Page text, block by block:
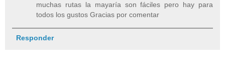
muchas rutas la mayaría son fáciles pero hay para
todos los gustos Gracias por comentar
Responder